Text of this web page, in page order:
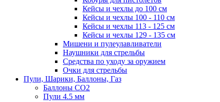
Кейсы и чехлы до 100 см
Кейсы и чехлы 100 - 110 см
Кейсы и чехлы 113 - 125 см
Кейсы и чехлы 129 - 135 см
Мишени и пулеулавливатели
Наушники для стрельбы
Средства по уходу за оружием
Очки для стрельбы
Пули, Шарики, Баллоны, Газ
Баллоны CO2
Пули 4.5 мм